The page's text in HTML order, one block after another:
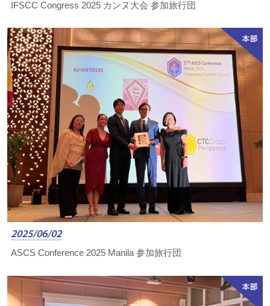
IFSCC Congress 2025 カンヌ大会 参加旅行団
2025/06/02
ASCS Conference 2025 Manila 参加旅行団